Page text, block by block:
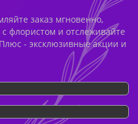
заказ мгновенно,
флористом и отслеживайте
- эксклюзивные акции и